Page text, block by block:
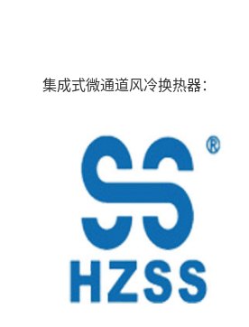
集成式微通道风冷换热器：